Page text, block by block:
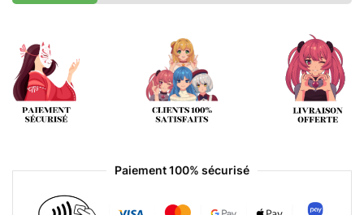
Paiement 100% sécurisé